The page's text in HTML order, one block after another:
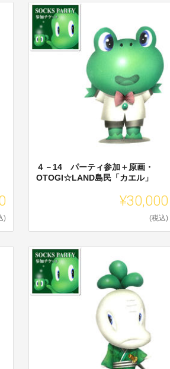
)
４－14 パーティ参加＋原画・
OTOGI☆LAND島民「カエル」
¥30,000
(税込)